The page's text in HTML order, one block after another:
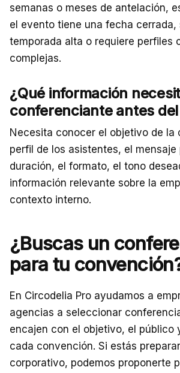
semanas o meses de antelación,
el evento tiene una fecha cerrada,
temporada alta o requiere perfiles
complejas.
¿Qué información
conferenciante antes
Necesita conocer el objetivo de la
perfil de los asistentes, el mensaje
duración, el formato, el tono
información relevante sobre la
contexto interno.
¿Buscas un
para tu
En Circodelia Pro ayudamos a
agencias a seleccionar
encajen con el objetivo, el público
cada convención. Si estás
corporativo, podemos proponerte